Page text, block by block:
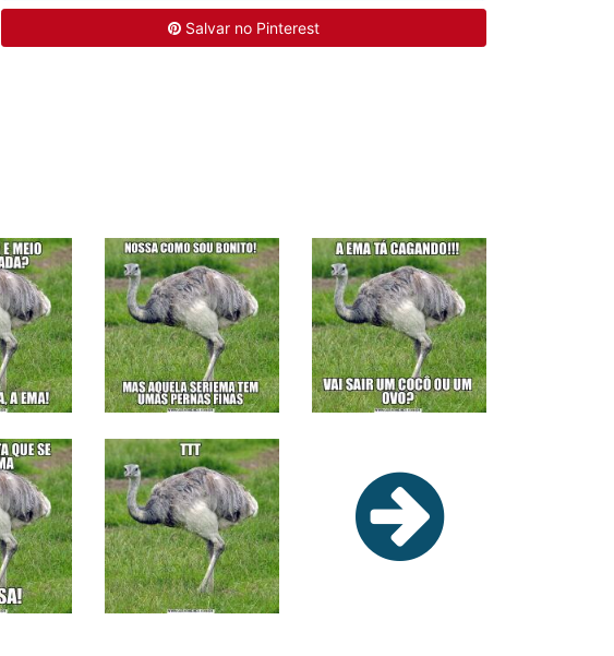
Salvar no Pinterest